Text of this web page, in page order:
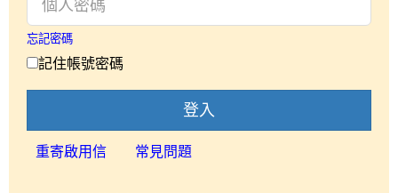
忘記密碼
記住帳號密碼
登入
重寄啟用信 常見問題